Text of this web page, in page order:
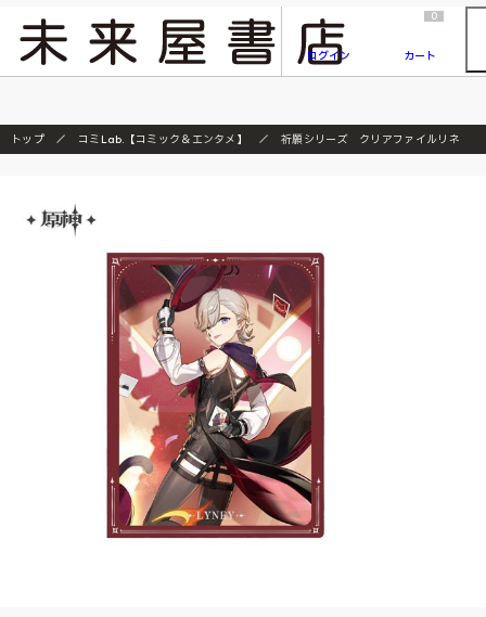
『ONE PIECE magazine 021 ONE PIECEカード付き同梱版』発売延期のご案内
ログイン
0
カート
トップ コミLab.【コミック＆エンタメ】 祈願シリーズ クリアファイルリネ